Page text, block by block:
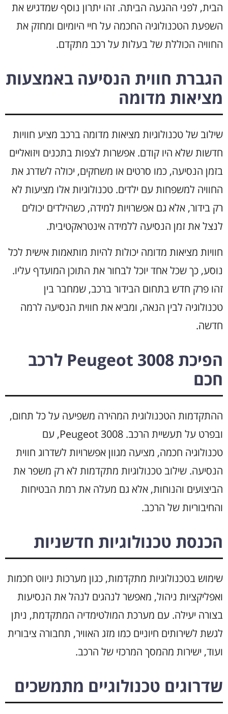
הבית, לפני ההגעה הביתה. זהו יתרון נוסף שמדגיש את
השפעת הטכנולוגיה החכמה על חיי היומיום ומחזק את
החוויה הכוללת של בעלות על רכב מתקדם.
הגברת חווית הנסיעה באמצעות
מציאות מדומה
שילוב של טכנולוגיות מציאות מדומה ברכב מציע חוויות
חדשות שלא היו קודם. אפשרות לצפות בתכנים ויזואליים
בזמן הנסיעה, כמו סרטים או משחקים, יכולה לשדרג את
החוויה למשפחות עם ילדים. טכנולוגיות אלו מציעות לא
רק בידור, אלא גם אפשרויות למידה, כשהילדים יכולים
לנצל את זמן הנסיעה ללמידה אינטראקטיבית.
חוויות מציאות מדומה יכולות להיות מותאמות אישית לכל
נוסע, כך שכל אחד יוכל לבחור את התוכן המועדף עליו.
זהו פרק חדש בתחום הבידור ברכב, שמחבר בין
טכנולוגיה לבין הנאה, ומביא את חווית הנסיעה לרמה
חדשה.
הפיכת Peugeot 3008 לרכב
חכם
ההתקדמות הטכנולוגית המהירה משפיעה על כל תחום,
ובפרט על תעשיית הרכב. Peugeot 3008, עם
טכנולוגיה חכמה, מציעה מגוון אפשרויות לשדרוג חווית
הנסיעה. שילוב טכנולוגיות מתקדמות לא רק משפר את
הביצועים והנוחות, אלא גם מעלה את רמת הבטיחות
והחיבוריות של הרכב.
הכנסת טכנולוגיות חדשניות
שימוש בטכנולוגיות מתקדמות, כגון מערכות ניווט חכמות
ואפליקציות ניהול, מאפשר לנהגים לנהל את הנסיעות
בצורה יעילה. עם מערכת המולטימדיה המתקדמת, ניתן
לגשת לשירותים חיוניים כמו מזג האוויר, תחבורה ציבורית
ועוד, ישירות מהמסך המרכזי של הרכב.
שדרוגים טכנולוגיים מתמשכים